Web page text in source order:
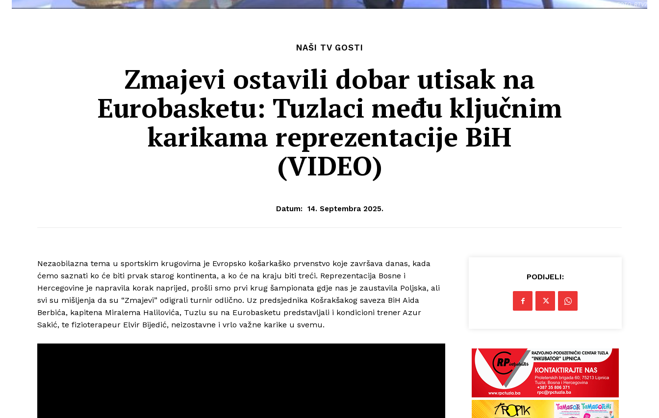
FOTO: RTV7
NAŠI TV GOSTI
Zmajevi ostavili dobar utisak na
Eurobasketu: Tuzlaci među ključnim
karikama reprezentacije BiH
(VIDEO)
Datum: 14. Septembra 2025.
Nezaobilazna tema u sportskim krugovima je Evropsko košarkaško prvenstvo koje završava danas, kada
ćemo saznati ko će biti prvak starog kontinenta, a ko će na kraju biti treći. Reprezentacija Bosne i
Hercegovine je napravila korak naprijed, prošli smo prvi krug šampionata gdje nas je zaustavila Poljska, ali
svi su mišljenja da su “Zmajevi” odigrali turnir odlično. Uz predsjednika Košrakšakog saveza BiH Aida
Berbića, kapitena Miralema Halilovića, Tuzlu su na Eurobasketu predstavljali i kondicioni trener Azur
Sakić, te fizioterapeur Elvir Bijedić, neizostavne i vrlo važne karike u svemu.
PODIJELI: